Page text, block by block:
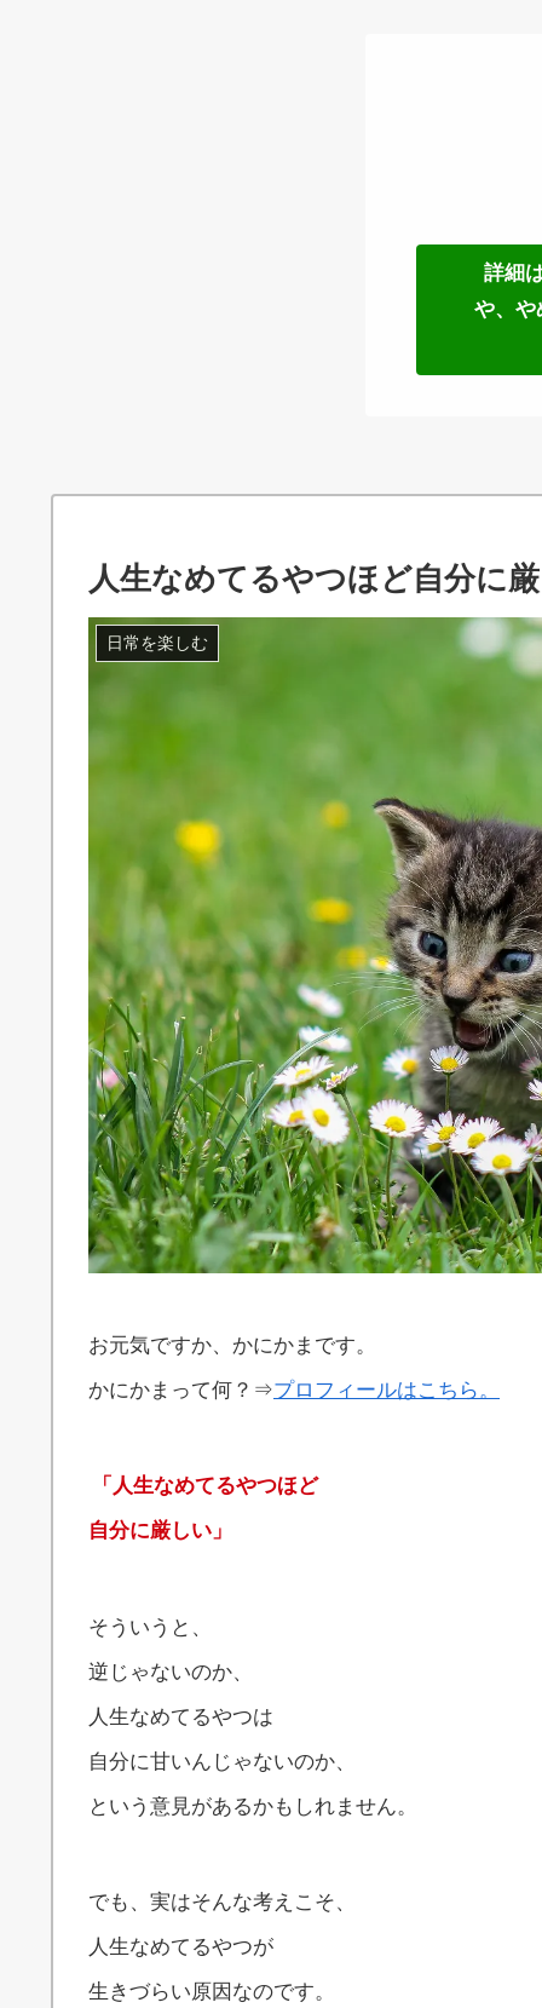
詳細
や、
人生なめてるやつほど自分に
日常を楽しむ
お元気ですか、かにかまです。
かにかまって何？⇒プロフィールはこちら。
「人生なめてるやつほど
自分に厳しい」
そういうと、
逆じゃないのか、
人生なめてるやつは
自分に甘いんじゃないのか、
という意見があるかもしれません。
でも、実はそんな考えこそ、
人生なめてるやつが
生きづらい原因なのです。